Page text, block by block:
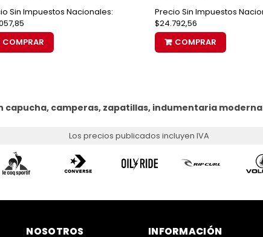
Sin Impuestos Nacionales:
COMPRAR
Precio Sin Impuestos
$24.792,56
COMPRAR
capucha, camperas, zapatillas, indumentaria
Los precios publicados incluyen IVA
NOSOTROS INFORMACIÓN